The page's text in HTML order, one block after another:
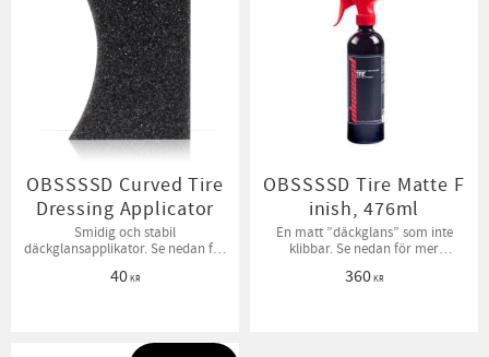
​OBSSSSD Curved Tire
Dressing Applicator
Smidig och stabil
däckglansapplikator. Se nedan för
40KR
OBSSSSD Tire Matte F
inish, 476ml
En matt ”däckglans” som inte
klibbar. Se nedan för mer
360KR